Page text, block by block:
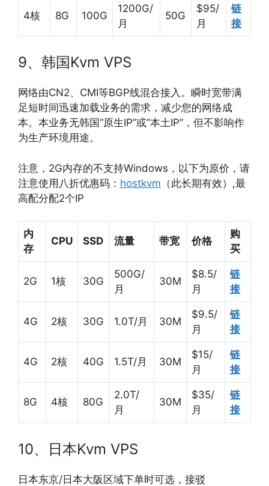
4核 8G 100G
1200G/
月
50G
$95/
月
链
接
9、韩国Kvm VPS
网络由CN2、CMI等BGP线混合接入。瞬时宽带满
足短时间迅速加载业务的需求，减少您的网络成
本。本业务无韩国“原生IP”或”本土IP”，但不影响作
为生产环境用途。
注意，2G内存的不支持Windows，以下为原价，请
注意使用八折优惠码： hostkvm （此长期有效）,最
高配分配2个IP
内
存
CPU SSD 流量 带宽 价格
购
买
2G 1核 30G
500G/
月
30M
$8.5/
月
链
接
4G 2核 30G 1.0T/月 30M
$9.5/
月
链
接
4G 2核 40G 1.5T/月 30M
$15/
月
链
接
8G 4核 80G
2.0T/
月
30M
$35/
月
链
接
10、日本Kvm VPS
日本东京/日本大阪区域下单时可选，接驳